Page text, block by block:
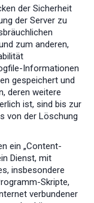
der Sicherheit
der Server zu
zum anderen,
Informationen
gespeichert und
deren weitere
ist, sind bis zur
von der Löschung
ein „Content-
Dienst, mit
insbesondere
Skripte,
verbundener